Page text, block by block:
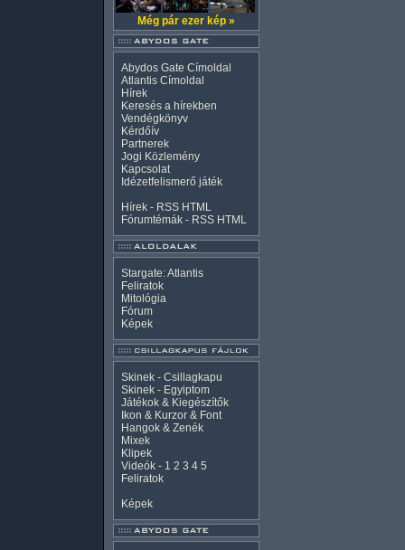
Még pár ezer kép »
Abydos Gate Címoldal
Atlantis Címoldal
Hírek
Keresés a hírekben
Vendégkönyv
Kérdőív
Partnerek
Jogi Közlemény
Kapcsolat
Idézetfelismerő játék
Hírek - RSS HTML
Fórumtémák - RSS HTML
Stargate: Atlantis
Feliratok
Mitológia
Fórum
Képek
Skinek - Csillagkapu
Skinek - Egyiptom
Játékok & Kiegészítők
Ikon & Kurzor & Font
Hangok & Zenék
Mixek
Klipek
Videók- 1 2 3 4 5
Feliratok
Képek